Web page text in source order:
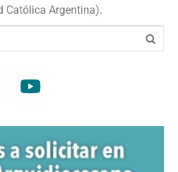
Católica Argentina).